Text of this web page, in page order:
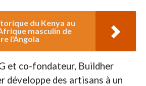
du Kenya au
masculin de
l'Angola
et co-fondateur, Buildher
développe des artisans à un